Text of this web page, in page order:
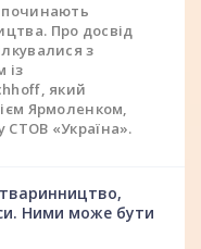
починають
Про досвід
з
із
який
Ярмоленком,
СТОВ «Україна».
Ними може бути